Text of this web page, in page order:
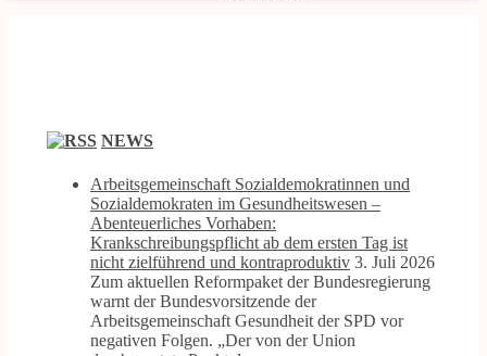
NEWS
Arbeitsgemeinschaft Sozialdemokratinnen und
Sozialdemokraten im Gesundheitswesen –
Abenteuerliches Vorhaben:
Krankschreibungspflicht ab dem ersten Tag ist
nicht zielführend und kontraproduktiv 3. Juli 2026
Zum aktuellen Reformpaket der Bundesregierung
warnt der Bundesvorsitzende der
Arbeitsgemeinschaft Gesundheit der SPD vor
negativen Folgen. „Der von der Union